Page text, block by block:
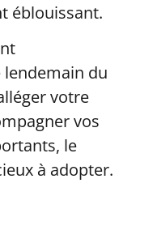
éblouissant.
du
votre
vos
le
à adopter.